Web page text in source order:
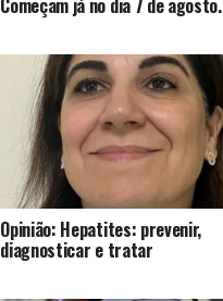
Começam já no dia 7 de agosto.
Opinião: Hepatites: prevenir,
diagnosticar e tratar